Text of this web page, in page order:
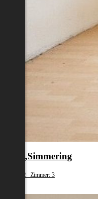
11.,Simmering
62 Zimmer: 3